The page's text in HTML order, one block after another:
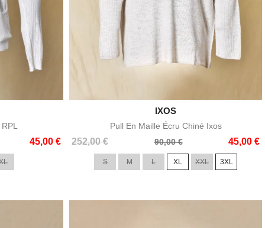
45,00 €
Aperçu rapide
IXOS
Pull En Maille Écru Chiné Ixos
252,00 €
Prix
90,00 € 45,00 €
Prix
S M L XL XXL 3XL